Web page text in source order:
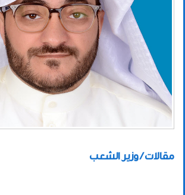
مقالات / وزير الشعب